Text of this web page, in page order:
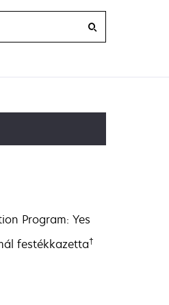
Program: Yes
festékkazetta†